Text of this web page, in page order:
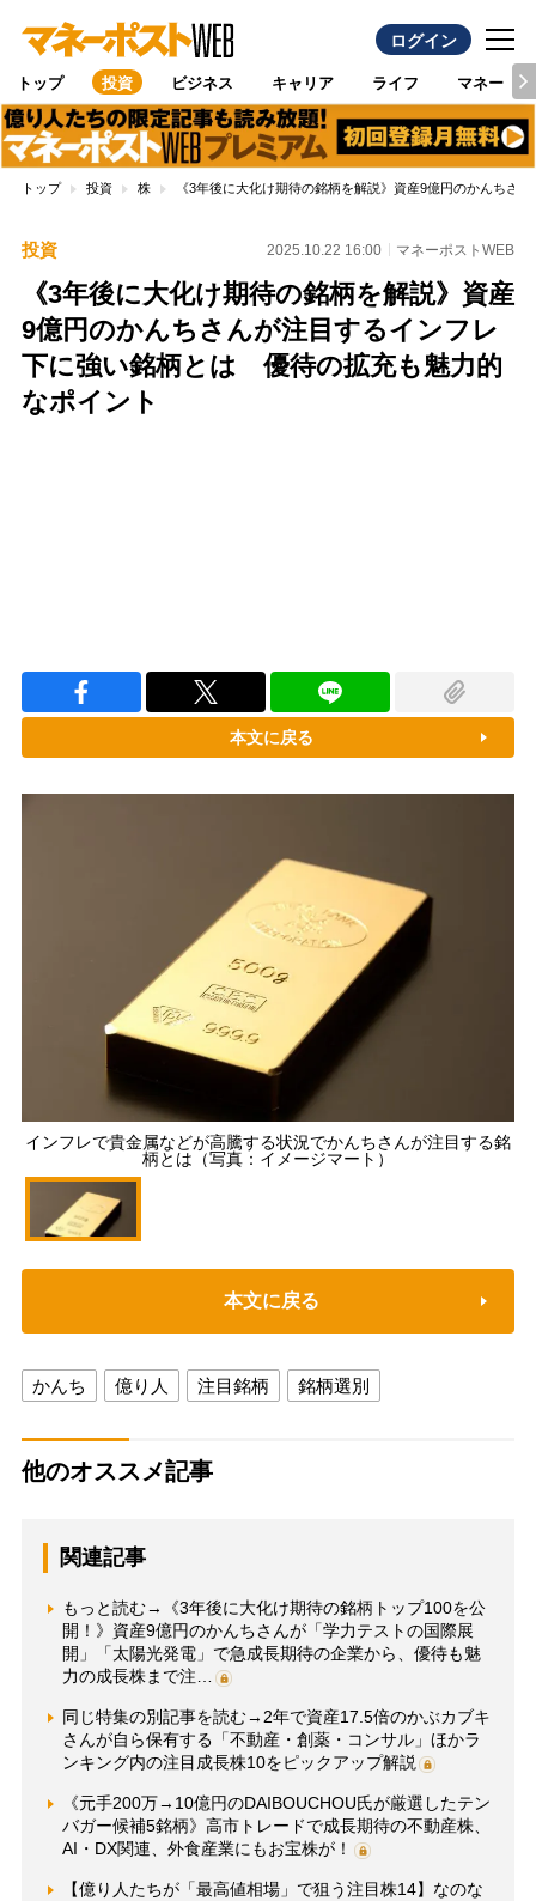
ログイン
トップ 投資 ビジネス キャリア ライフ マネー
トップ 投資 株 《3年後に大化け期待の銘柄を解説》資産9億円のかんち
投資 2025.10.22 16:00 マネーポストWEB
《3年後に大化け期待の銘柄を解説》資産
9億円のかんちさんが注目するインフレ
下に強い銘柄とは 優待の拡充も魅力的
なポイント
本文に戻る
インフレで貴金属などが高騰する状況でかんちさんが注目する銘
柄とは（写真：イメージマート）
本文に戻る
かんち 億り人 注目銘柄 銘柄選別
他のオススメ記事
関連記事
もっと読む→《3年後に大化け期待の銘柄トップ100を公
開！》資産9億円のかんちさんが「学力テストの国際展
開」「太陽光発電」で急成長期待の企業から、優待も魅
力の成長株まで注…
同じ特集の別記事を読む→2年で資産17.5倍のかぶカブキ
さんが自ら保有する「不動産・創薬・コンサル」ほかラ
ンキング内の注目成長株10をピックアップ解説
《元手200万→10億円のDAIBOUCHOU氏が厳選したテン
バガー候補5銘柄》高市トレードで成長期待の不動産株、
AI・DX関連、外食産業にもお宝株が！
【億り人たちが「最高値相場」で狙う注目株14】なのな